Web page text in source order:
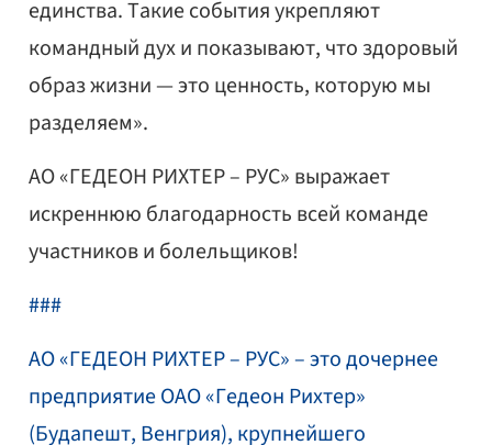
единства. Такие события укрепляют
командный дух и показывают, что здоровый
образ жизни — это ценность, которую мы
разделяем».
АО «ГЕДЕОН РИХТЕР – РУС» выражает
искреннюю благодарность всей команде
участников и болельщиков!
###
АО «ГЕДЕОН РИХТЕР – РУС» – это дочернее
предприятие ОАО «Гедеон Рихтер»
(Будапешт, Венгрия), крупнейшего